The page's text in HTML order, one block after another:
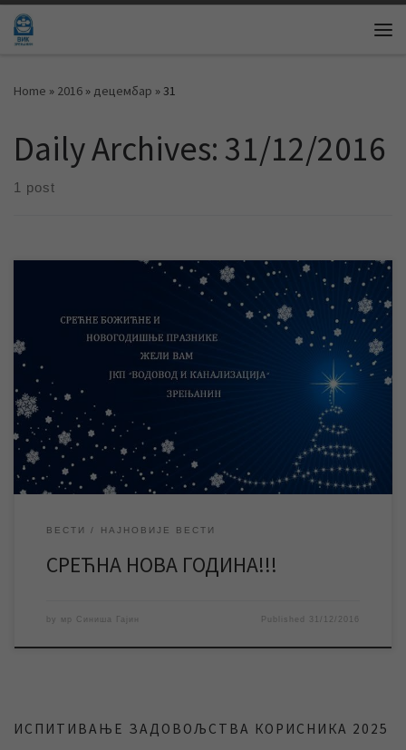
Skip to content
Home » 2016 » децембар »31
Daily Archives: 31/12/2016
1 post
Служба информисања и пословних комуникација ЈКП
„Водовод и канализација“ Зрењанин
ВЕСТИ НАЈНОВИЈЕ ВЕСТИ
СРЕЋНА НОВА ГОДИНА!!!
by мр Синиша Гајин Published 31/12/2016
ИСПИТИВАЊЕ ЗАДОВОЉСТВА КОРИСНИКА 2025